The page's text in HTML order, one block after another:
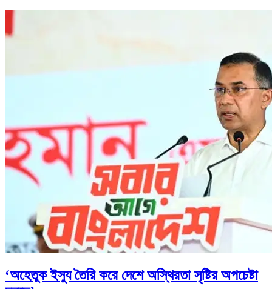
‘অহেতুক ইস্যু তৈরি করে দেশে অস্থিরতা সৃষ্টির অপচেষ্টা